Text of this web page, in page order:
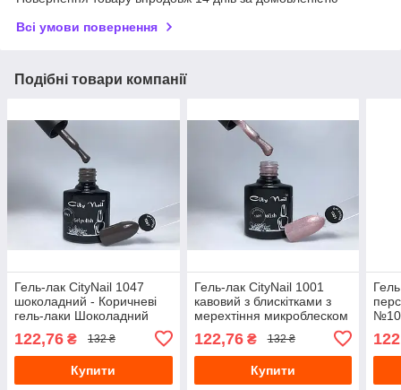
Всі умови повернення
Подібні товари компанії
Гель-лак CityNail 1047
шоколадний - Коричневі
гель-лаки Шоколадний
колір гель-лаку - Гель лак
преміум клас 10
122,76 ₴ 132 ₴
Купити
Гель-лак CityNail 1001
кавовий з блискітками з
мерехтіння микроблеском
122,76₴ 132 ₴
Купити